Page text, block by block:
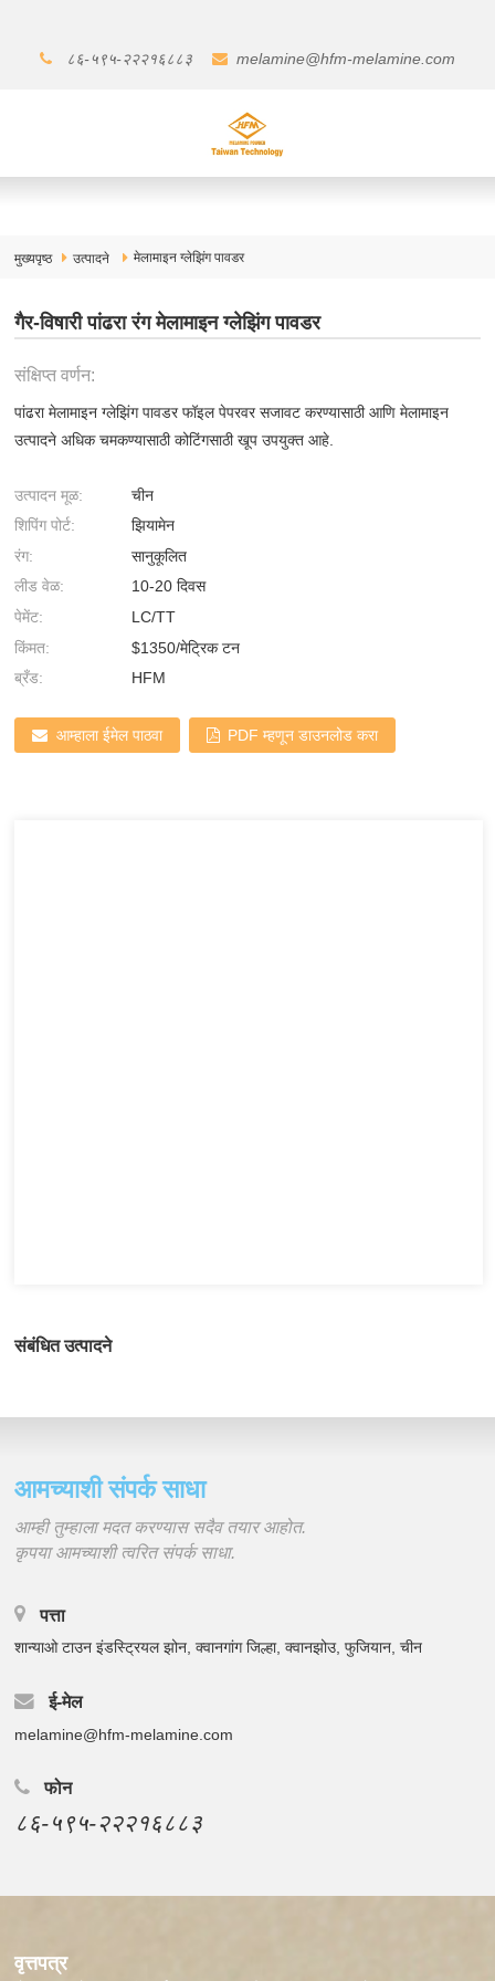
८६-५९५-२२२१६८८३ melamine@hfm-melamine.com
मुख्यपृष्ठ उत्पादने मेलामाइन ग्लेझिंग पावडर
गैर-विषारी पांढरा रंग मेलामाइन ग्लेझिंग पावडर
संक्षिप्त वर्णन:
पांढरा मेलामाइन ग्लेझिंग पावडर फॉइल पेपरवर सजावट करण्यासाठी आणि मेलामाइन
उत्पादने अधिक चमकण्यासाठी कोटिंगसाठी खूप उपयुक्त आहे.
उत्पादन मूळ:
चीन
शिपिंग पोर्ट:
झियामेन
रंग:
सानुकूलित
लीड वेळ:
10-20 दिवस
पेमेंट:
LC/TT
किंमत:
$1350/मेट्रिक टन
ब्रँड:
HFM
आम्हाला ईमेल पाठवा PDF म्हणून डाउनलोड करा
संबंधित उत्पादने
आमच्याशी संपर्क साधा
आम्ही तुम्हाला मदत करण्यास सदैव तयार आहोत.
कृपया आमच्याशी त्वरित संपर्क साधा.
पत्ता
शान्याओ टाउन इंडस्ट्रियल झोन, क्वानगांग जिल्हा, क्वानझोउ, फुजियान, चीन
ई-मेल
melamine@hfm-melamine.com
फोन
८६-५९५-२२२१६८८३
वृत्तपत्र